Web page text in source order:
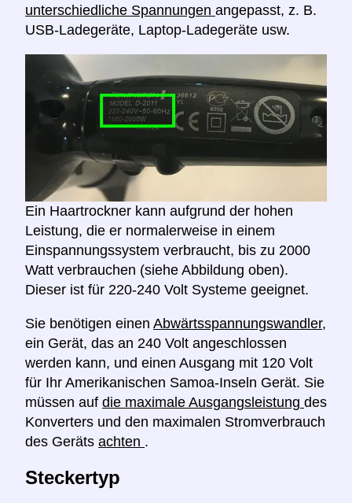
unterschiedliche Spannungen angepasst, z. B.
USB-Ladegeräte, Laptop-Ladegeräte usw.
Ein Haartrockner kann aufgrund der hohen
Leistung, die er normalerweise in einem
Einspannungssystem verbraucht, bis zu 2000
Watt verbrauchen (siehe Abbildung oben).
Dieser ist für 220-240 Volt Systeme geeignet.
Sie benötigen einen Abwärtsspannungswandler,
ein Gerät, das an 240 Volt angeschlossen
werden kann, und einen Ausgang mit 120 Volt
für Ihr Amerikanischen Samoa-Inseln Gerät. Sie
müssen auf die maximale Ausgangsleistung des
Konverters und den maximalen Stromverbrauch
des Geräts achten .
Steckertyp